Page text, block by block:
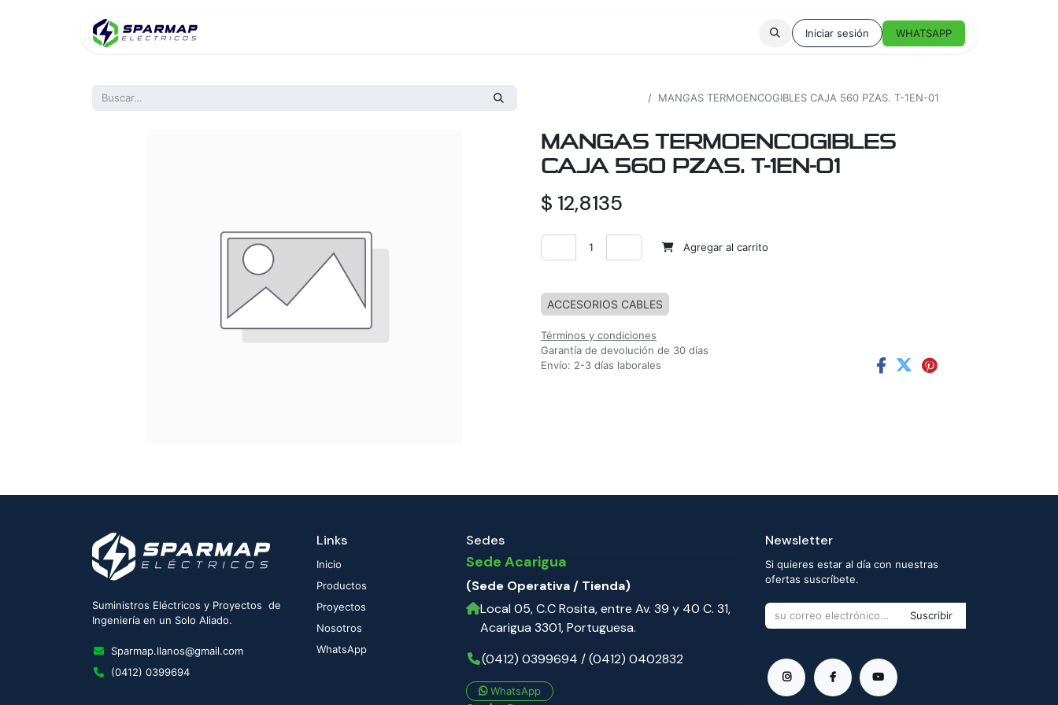
Iniciar sesión WHATSAPP
MANGAS TERMOENCOGIBLES CAJA 560 PZAS. T-1EN-01
MANGAS TERMOENCOGIBLES
CAJA 560 PZAS. T-1EN-01
$ 12,8135
Agregar al carrito
ACCESORIOS CABLES
Términos y condiciones
Garantía de devolución de 30 días
Envío: 2-3 días laborales
Suministros Eléctricos y Proyectos de
Ingeniería en un Solo Aliado.
Sparmap.llanos@gmail.com
(0412) 0399694
Links
Inicio
Productos
Proyectos
Nosotros
WhatsApp
Sedes
Sede Acarigua
(Sede Operativa / Tienda)
Local 05, C.C Rosita, entre Av. 39 y 40 C. 31,
Acarigua 3301, Portuguesa.
(0412) 0399694 / (0412) 0402832
WhatsApp
Newsletter
Si quieres estar al día con nuestras
ofertas suscríbete.
Suscribir